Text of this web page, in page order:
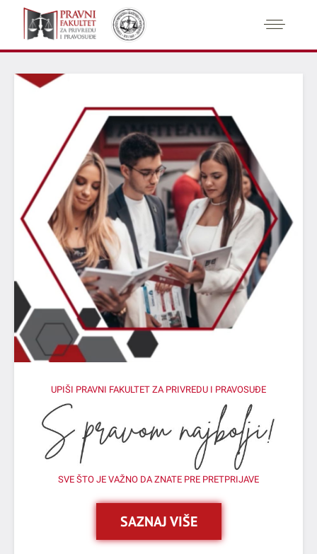
UPIŠI PRAVNI FAKULTET ZA PRIVREDU I PRAVOSUĐE
SVE ŠTO JE VAŽNO DA ZNATE PRE PRETPRIJAVE
SAZNAJ VIŠE